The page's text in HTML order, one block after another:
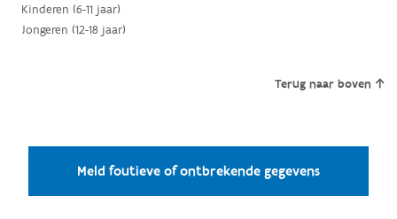
Kinderen (6-11 jaar)
Jongeren (12-18 jaar)
Terug naar boven
Meld foutieve of ontbrekende gegevens